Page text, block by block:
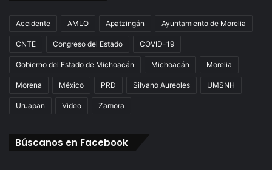
Accidente AMLO Apatzingán Ayuntamiento de Morelia
CNTE Congreso del Estado COVID-19
Gobierno del Estado de Michoacán Michoacán Morelia
Morena México PRD Silvano Aureoles UMSNH
Uruapan Video Zamora
Búscanos en Facebook